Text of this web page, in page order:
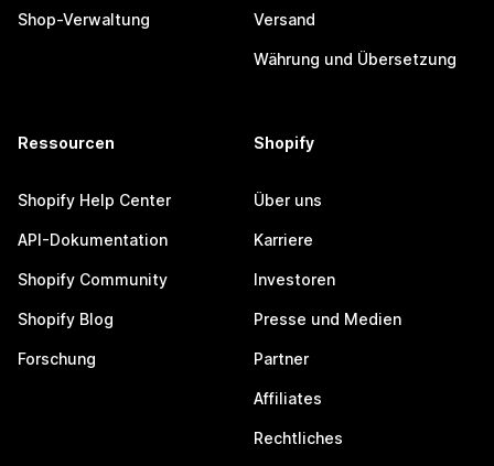
Shop-Verwaltung Versand
Währung und Übersetzung
Ressourcen
Shopify Help Center
API-Dokumentation
Shopify Community
Shopify Blog
Forschung
Shopify
Über uns
Karriere
Investoren
Presse und Medien
Partner
Affiliates
Rechtliches